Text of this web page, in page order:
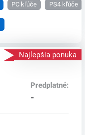
PC kľúče PS4 kľúče
Najlepšia ponuka
Predplatné:
-